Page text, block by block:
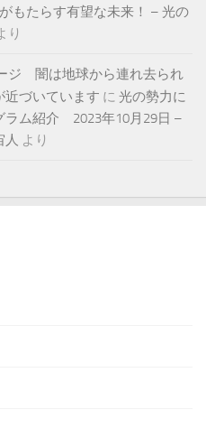
もたらす有望な未来！ – 光の
り
ジ 闇は地球から連れ去られ
近づいています に 光の勢力に
ラム紹介 2023年10月29日 –
人 より